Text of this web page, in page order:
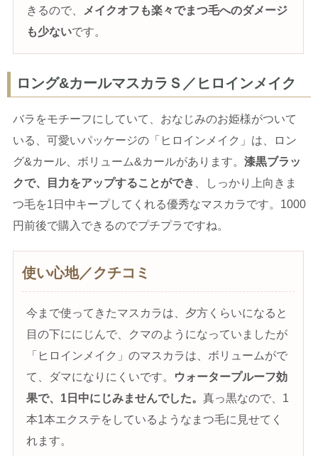
きるので、
メイクオフも楽々でまつ毛へのダメージ
も少ないです。
ロング&カールマスカラＳ／ヒロインメイク
バラをモチーフにしていて、おなじみのお姫様がついて
いる、可愛いパッケージの「ヒロインメイク」は、ロン
グ&カール、ボリューム&カールがあります。 漆黒ブラッ
クで、目力をアップすることができ
、しっかり上向きま
つ毛を1日中キープしてくれる優秀なマスカラです。1000
円前後で購入できるのでプチプラですね。
使い心地／クチコミ
今まで使ってきたマスカラは、夕方くらいになると
目の下ににじんで、クマのようになっていましたが
「ヒロインメイク」のマスカラは、ボリュームがで
て、ダマになりにくいです。
ウォータープルーフ効
果で、1日中にじみませんでした。 真っ黒なので、1
本1本エクステをしているようなまつ毛に見せてく
れます。